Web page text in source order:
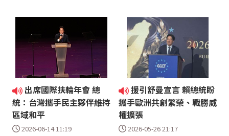
出席國際扶輪年會 總
統：台灣攜手民主夥伴維持
區域和平
2026-06-14 11:19
援引舒曼宣言 賴總統盼
攜手歐洲共創繁榮、戰勝威
權擴張
2026-05-26 21:17